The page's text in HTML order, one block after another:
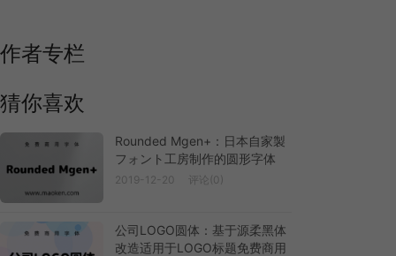
作者专栏
猜你喜欢
Rounded Mgen+：日本自家製
フォント工房制作的圆形字体
2019-12-20 评论(0)
公司LOGO圆体：基于源柔黑体
改造适用于LOGO标题免费商用